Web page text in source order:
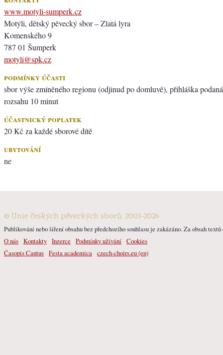
www.motyli-sumperk.cz
Motýli, dětský pěvecký sbor – Zlatá lyra
Komenského 9
787 01 Šumperk
motyli@spk.cz
podmínky účasti
sbor výše zmíněného regionu (odjinud po domluvě), přihláška
rozsahu 10 minut
účastnický poplatek
20 Kč za každé sborové dítě
ubytování
ne
© Unie českých pěveckých sborů, 2003-2026
Publikování nebo šíření obsahu bez předchozího souhlasu je zakázáno. Za obsah
O nás Kontakty Inzerce Podmínky užívání Cookies
Časopis Cantus Festa academica czech-choirs.eu (en)